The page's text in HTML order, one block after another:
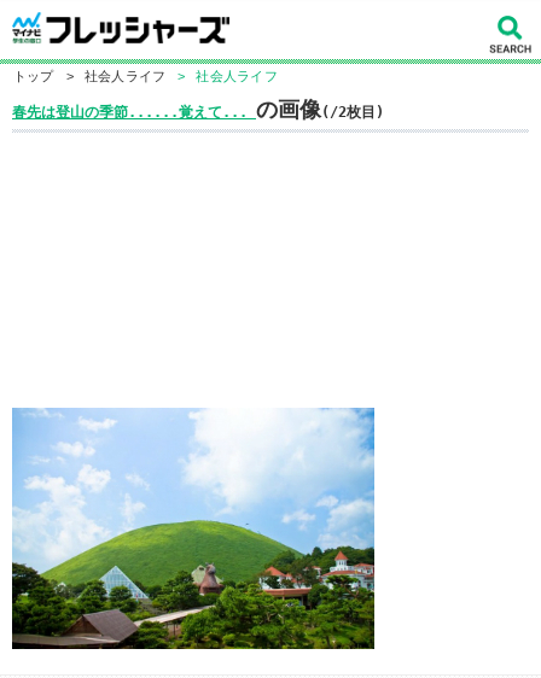
トップ > 社会人ライフ > 社会人ライフ
春先は登山の季節......覚えて... の画像(/2枚目)